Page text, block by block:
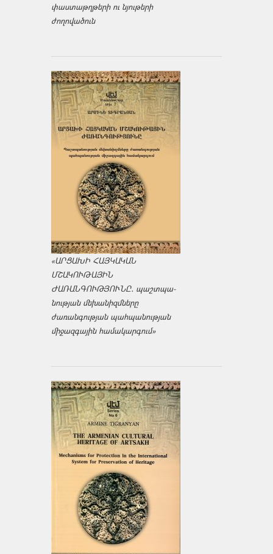
փաստաթղթերի ու նյութերի
ժողովածուն
«ԱՐՑԱԽԻ ՀԱՅԿԱԿԱՆ
ՄՇԱԿՈՒԹԱՅԻՆ
ԺԱՌԱՆԳՈՒԹՅՈՒՆԸ․ պաշտպա­
նության մեխանիզմները
ժառանգության պահպանության
միջազ­գային համակարգում»